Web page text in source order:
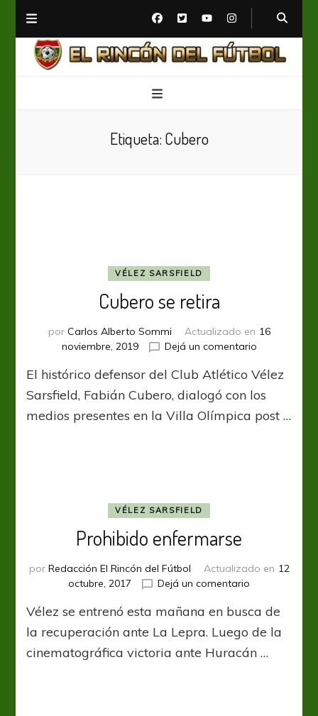
Etiqueta: Cubero
VÉLEZ SARSFIELD
Cubero se retira
por Carlos Alberto Sommi Actualizado en 16
noviembre, 2019
Dejá un comentarioen
se
retira
El histórico defensor del Club Atlético Vélez
Sarsfield, Fabián Cubero, dialogó con los
medios presentes en la Villa Olímpica post …
VÉLEZ SARSFIELD
Prohibido enfermarse
por Redacción El Rincón del Fútbol Actualizado en 12
octubre, 2017
Dejá un comentario
enfermarse
Vélez se entrenó esta mañana en busca de
la recuperación ante La Lepra. Luego de la
cinematográfica victoria ante Huracán …